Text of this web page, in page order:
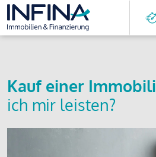
Kauf einer
ich mir leisten?